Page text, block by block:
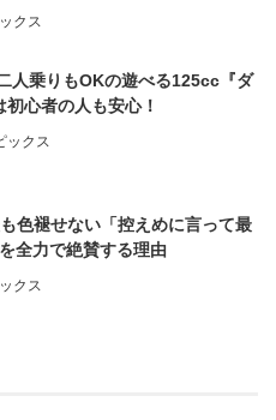
ー 前編】
クス
人乗りもOKの遊べる125cc『ダ
初心者の人も安心！
ックス
色褪せない「控えめに言って最
全力で絶賛する理由
クス